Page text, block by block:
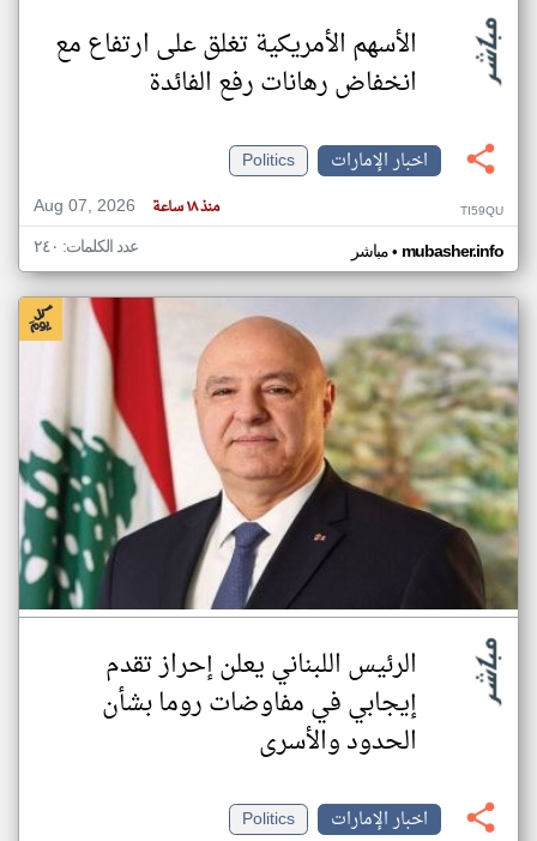
الأسهم الأمريكية تغلق على ارتفاع مع
انخفاض رهانات رفع الفائدة
اخبار الإمارات
Politics
Aug 07, 2026
منذ ١٨ ساعة TI59QU
مباشر• mubasher.info عدد الكلمات: ٢٤٠
الرئيس اللبناني يعلن إحراز تقدم
إيجابي في مفاوضات روما بشأن
الحدود والأسرى
اخبار الإمارات
Politics